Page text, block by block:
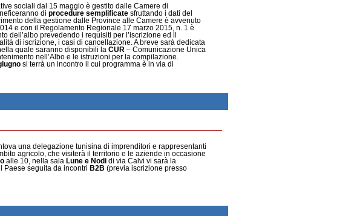
sociali dal 15 maggio è gestito dalle Camere di
di procedure semplificatesfruttando i dati del
della gestione dalle Province alle Camere è avvenuto
e con il Regolamento Regionale 17 marzo 2015, n. 1 è
dell’albo prevedendo i requisiti per l’iscrizione ed il
di iscrizione, i casi di cancellazione. A breve sarà dedicata
quale saranno disponibili la CUR – Comunicazione Unica
nell’Albo e le istruzioni per la compilazione.
si terrà un incontro il cui programma è in via di
una delegazione tunisina di imprenditori e rappresentanti
agricolo, che visiterà il territorio e le aziende in occasione
alle 10, nella sala Lune e Nodidi via Calvi vi sarà la
Paese seguita da incontri B2B (previa iscrizione presso